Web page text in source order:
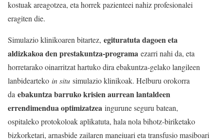
kostuak areagotzea, eta horrek pazienteei nahiz profesionalei
eragiten die.
Simulazio klinikoaren bitartez, egituratuta dagoen eta
aldizkakoa den prestakuntza-programa ezarri nahi da, eta
horretarako oinarritzat hartuko dira ebakuntza-gelako langileen
lanbidearteko in situ simulazio klinikoak. Helburu orokorra
da ebakuntza barruko krisien aurrean lantaldeen
errendimendua optimizatzea ingurune seguru batean,
ospitaleko protokoloak aplikatuta, hala nola bihotz-biriketako
bizkorketari, arnasbide zailaren maneiuari eta transfusio masiboari